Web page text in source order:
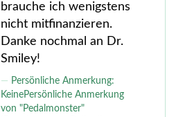
brauche ich wenigstens
nicht mitfinanzieren.
Danke nochmal an Dr.
Smiley!
Persönliche Anmerkung:
KeinePersönliche Anmerkung
von "Pedalmonster"